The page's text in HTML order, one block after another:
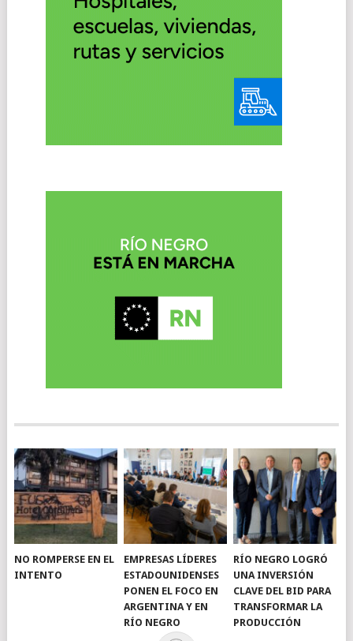
NO ROMPERSE EN EL
INTENTO
EMPRESAS LÍDERES
ESTADOUNIDENSES
PONEN EL FOCO EN
ARGENTINA Y EN
RÍO NEGRO
RÍO NEGRO LOGRÓ
UNA INVERSIÓN
CLAVE DEL BID PARA
TRANSFORMAR LA
PRODUCCIÓN